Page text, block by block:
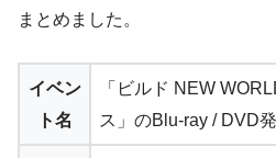
まとめました。
イベン
ト名
「ビルド NEW
ス」のBlu-ray / DVD